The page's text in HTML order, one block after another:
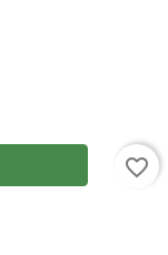
favorite_border